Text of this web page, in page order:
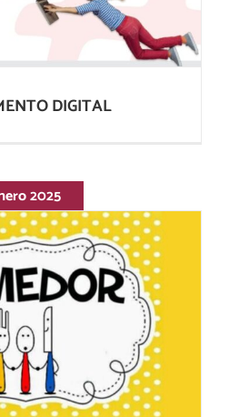
DIGITAL
2025
FEBRERO